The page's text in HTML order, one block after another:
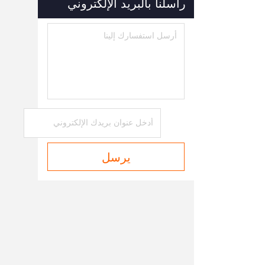
راسلنا بالبريد الإلكتروني
يرسل